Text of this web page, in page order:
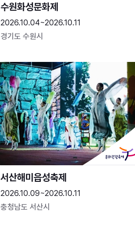
수원화성문화제
2026.10.04~2026.10.11
경기도 수원시
서산해미읍성축제
2026.10.09~2026.10.11
충청남도 서산시